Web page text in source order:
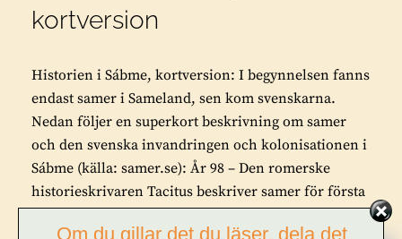
kortversion
Historien i Sábme, kortversion: I begynnelsen fanns
endast samer i Sameland, sen kom svenskarna.
Nedan följer en superkort beskrivning om samer
och den svenska invandringen och kolonisationen i
Sábme (källa: samer.se): År 98 – Den romerske
historieskrivaren Tacitus beskriver samer för första
Om du gillar det du läser, dela det